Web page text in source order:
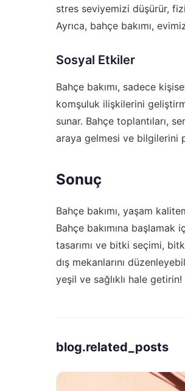
stres seviyemizi düşürür,
Ayrıca, bahçe bakımı,
Sosyal Etkiler
Bahçe bakımı, sadece
komşuluk ilişkilerini
sunar. Bahçe toplantıları,
araya gelmesi ve bilgilerini
Sonuç
Bahçe bakımı, yaşam
Bahçe bakımına
tasarımı ve bitki seçimi,
dış mekanlarını
yeşil ve sağlıklı hale getirin!
blog.related_posts